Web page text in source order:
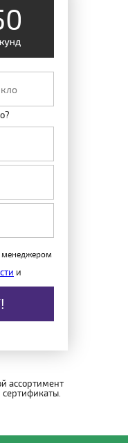
0
менеджером
и
ассортимент